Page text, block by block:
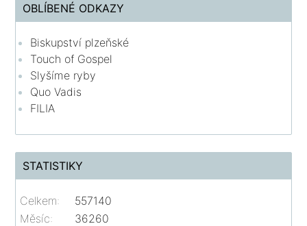
OBLÍBENÉ ODKAZY
Biskupství plzeňské
Touch of Gospel
Slyšíme ryby
Quo Vadis
FILIA
STATISTIKY
Celkem:
557140
Měsíc:
36260